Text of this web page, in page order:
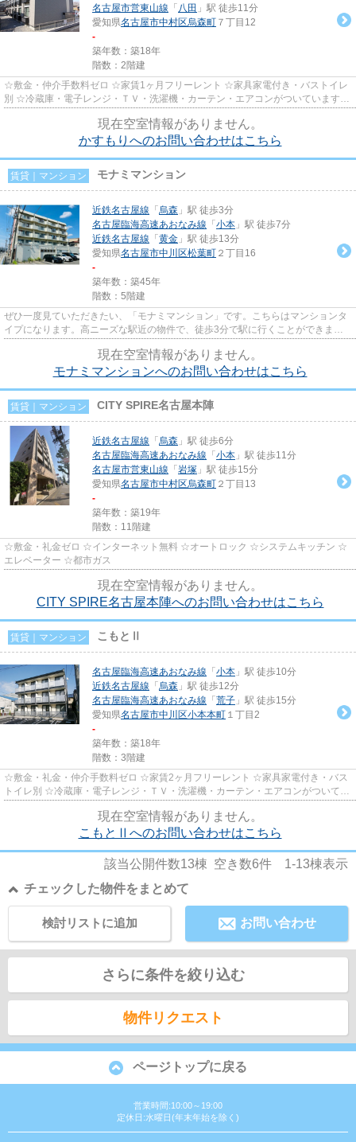
名古屋市営東山線 「 八田 」駅 徒歩11分
愛知県名古屋市中村区烏森町 ７丁目12
-
築年数：築18年
階数：2階建
☆敷金・仲介手数料ゼロ ☆家賃1ヶ月フリーレント ☆家具家電付き・バストイレ
別 ☆冷蔵庫・電子レンジ・ＴＶ・洗濯機・カーテン・エアコンがついていますの
現在空室情報がありません。
かすもりへのお問い合わせはこちら
賃貸｜マンション モナミマンション
近鉄名古屋線 「 烏森 」駅 徒歩3分
名古屋臨海高速あおなみ線 「 小本 」駅 徒歩7分
近鉄名古屋線 「 黄金 」駅 徒歩13分
愛知県名古屋市中川区松葉町 ２丁目16
-
築年数：築45年
階数：5階建
ぜひ一度見ていただきたい、「モナミマンション」です。こちらはマンションタ
イプになります。高ニーズな駅近の物件で、徒歩3分で駅に行くことができま
現在空室情報がありません。
モナミマンションへのお問い合わせはこちら
賃貸｜マンション CITY SPIRE名古屋本陣
近鉄名古屋線 「 烏森 」駅 徒歩6分
名古屋臨海高速あおなみ線 「 小本 」駅 徒歩11分
名古屋市営東山線 「 岩塚 」駅 徒歩15分
愛知県名古屋市中村区烏森町 ２丁目13
-
築年数：築19年
階数：11階建
☆敷金・礼金ゼロ ☆インターネット無料 ☆オートロック ☆システムキッチン ☆
エレベーター ☆都市ガス
現在空室情報がありません。
CITY SPIRE名古屋本陣へのお問い合わせはこちら
賃貸｜マンション こもとⅡ
名古屋臨海高速あおなみ線 「 小本 」駅 徒歩10分
近鉄名古屋線 「 烏森 」駅 徒歩12分
名古屋臨海高速あおなみ線 「 荒子 」駅 徒歩15分
愛知県名古屋市中川区小本本町 １丁目2
-
築年数：築18年
階数：3階建
☆敷金・礼金・仲介手数料ゼロ ☆家賃2ヶ月フリーレント ☆家具家電付き・バス
トイレ別 ☆冷蔵庫・電子レンジ・ＴＶ・洗濯機・カーテン・エアコンがついてい
現在空室情報がありません。
こもとⅡへのお問い合わせはこちら
該当公開件数13棟 空き数6件 1-13棟表示
チェックした物件をまとめて
お問い合わせ
検討リストに追加
さらに条件を絞り込む
物件リクエスト
ページトップに戻る
営業時間:10:00～19:00
定休日:水曜日(年末年始を除く)